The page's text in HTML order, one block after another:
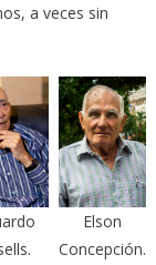
a veces sin
Elson
Concepción.